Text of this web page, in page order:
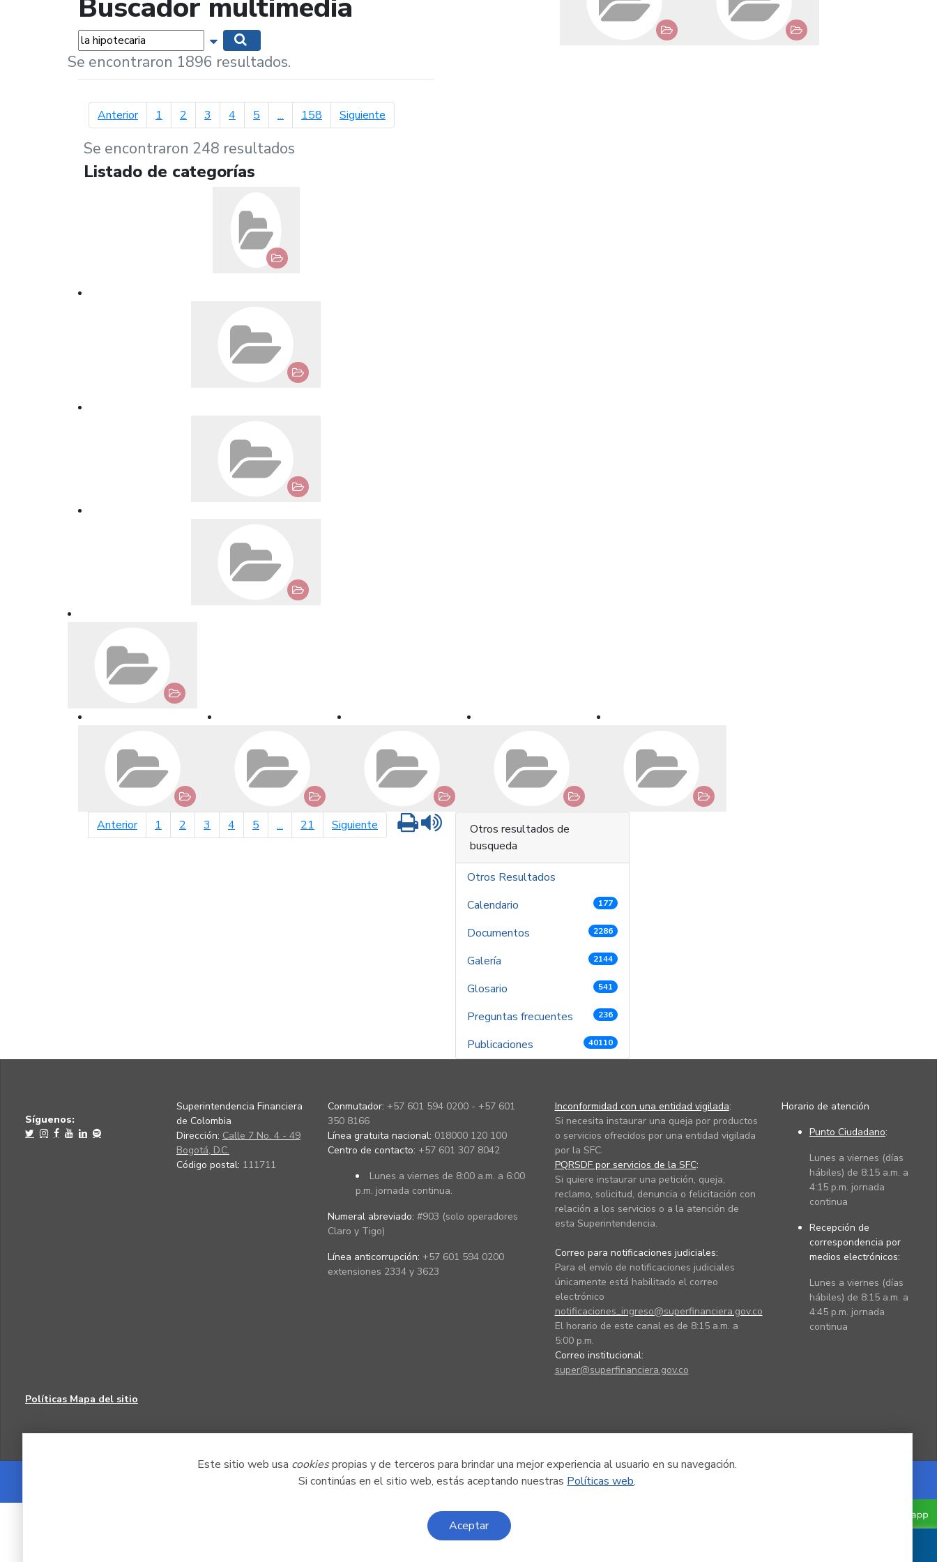
Este sitio web usa cookiespropias y de terceros para brindar una mejor experiencia al usuario en su navegación.
Si continúas en el sitio web, estás aceptando nuestras Políticas web.
Aceptar
Buscador multimedia
Palabras... Mostrar opciones de búsqueda
Se encontraron 1896 resultados.
Anteriorpágina anterior
1 2 3 4 5 ... 158 Siguientepágina siguiente
Se encontraron 248 resultados
Listado de categorías
Anteriorpágina anterior
1 2 3 4 5 ... 21 Siguiente página siguiente
Imprimir
Otros resultados de
busqueda
Otros Resultados
Calendario
177
Documentos 2286
Galería 2144
Glosario 541
Preguntas frecuentes 236
Publicaciones 40110
Síguenos:
Superintendencia Financiera
de Colombia
Dirección: Calle 7 No. 4 - 49
Bogotá, D.C.
Código postal: 111711
Conmutador: +57 601 594 0200 - +57 601
350 8166
Línea gratuita nacional: 018000 120 100
Centro de contacto: +57 601 307 8042
Lunes a viernes de 8:00 a.m. a 6:00
p.m. jornada continua.
Numeral abreviado: #903 (solo operadores
Claro y Tigo)
Línea anticorrupción: +57 601 594 0200
extensiones 2334 y 3623
Inconformidad con una entidad vigilada:
Si necesita instaurar una queja por productos
o servicios ofrecidos por una entidad vigilada
por la SFC.
PQRSDF por servicios de la SFC:
Si quiere instaurar una petición, queja,
reclamo, solicitud, denuncia o felicitación con
relación a los servicios o a la atención de
esta Superintendencia.
Correo para notificaciones judiciales:
Para el envío de notificaciones judiciales
únicamente está habilitado el correo
electrónico
notificaciones_ingreso@superfinanciera.gov.co
El horario de este canal es de 8:15 a.m. a
5:00 p.m.
Correo institucional:
super@superfinanciera.gov.co
Horario de atención
Punto Ciudadano:
Lunes a viernes (días
hábiles) de 8:15 a.m. a
4:15 p.m. jornada
continua
Recepción de
correspondencia por
medios electrónicos:
Lunes a viernes (días
hábiles) de 8:15 a.m. a
4:45 p.m. jornada
continua
Políticas Mapa del sitio
Powered by Nexura